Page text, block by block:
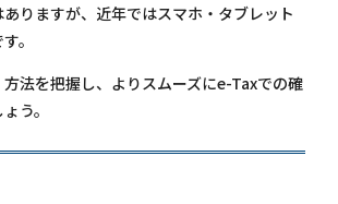
りますが、近年ではスマホ・タブレット
。
法を把握し、よりスムーズにe-Taxでの確
う。